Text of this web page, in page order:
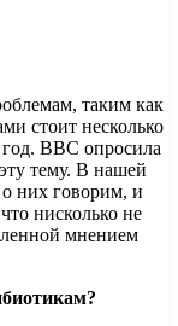
таким как
стоит несколько
BBC опросила
тему. В нашей
них говорим, и
нисколько не
мнением